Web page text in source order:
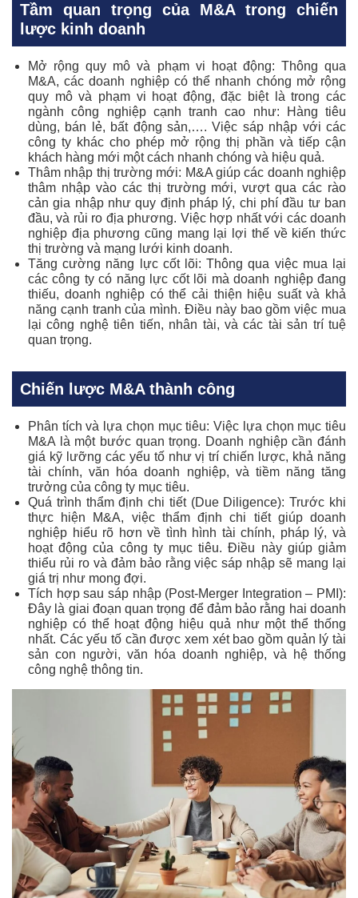
Tầm quan trọng của M&A trong chiến
lược kinh doanh
Mở rộng quy mô và phạm vi hoạt động: Thông qua
M&A, các doanh nghiệp có thể nhanh chóng mở rộng
quy mô và phạm vi hoạt động, đặc biệt là trong các
ngành công nghiệp cạnh tranh cao như: Hàng tiêu
dùng, bán lẻ, bất động sản,…. Việc sáp nhập với các
công ty khác cho phép mở rộng thị phần và tiếp cận
khách hàng mới một cách nhanh chóng và hiệu quả.
Thâm nhập thị trường mới: M&A giúp các doanh nghiệp
thâm nhập vào các thị trường mới, vượt qua các rào
cản gia nhập như quy định pháp lý, chi phí đầu tư ban
đầu, và rủi ro địa phương. Việc hợp nhất với các doanh
nghiệp địa phương cũng mang lại lợi thế về kiến thức
thị trường và mạng lưới kinh doanh.
Tăng cường năng lực cốt lõi: Thông qua việc mua lại
các công ty có năng lực cốt lõi mà doanh nghiệp đang
thiếu, doanh nghiệp có thể cải thiện hiệu suất và khả
năng cạnh tranh của mình. Điều này bao gồm việc mua
lại công nghệ tiên tiến, nhân tài, và các tài sản trí tuệ
quan trọng.
Chiến lược M&A thành công
Phân tích và lựa chọn mục tiêu: Việc lựa chọn mục tiêu
M&A là một bước quan trọng. Doanh nghiệp cần đánh
giá kỹ lưỡng các yếu tố như vị trí chiến lược, khả năng
tài chính, văn hóa doanh nghiệp, và tiềm năng tăng
trưởng của công ty mục tiêu.
Quá trình thẩm định chi tiết (Due Diligence): Trước khi
thực hiện M&A, việc thẩm định chi tiết giúp doanh
nghiệp hiểu rõ hơn về tình hình tài chính, pháp lý, và
hoạt động của công ty mục tiêu. Điều này giúp giảm
thiểu rủi ro và đảm bảo rằng việc sáp nhập sẽ mang lại
giá trị như mong đợi.
Tích hợp sau sáp nhập (Post-Merger Integration – PMI):
Đây là giai đoạn quan trọng để đảm bảo rằng hai doanh
nghiệp có thể hoạt động hiệu quả như một thể thống
nhất. Các yếu tố cần được xem xét bao gồm quản lý tài
sản con người, văn hóa doanh nghiệp, và hệ thống
công nghệ thông tin.